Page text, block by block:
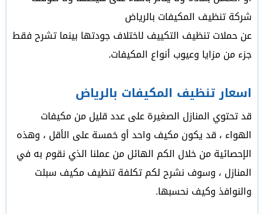
شركة تنظيف المكيفات بالرياض
عن حملات تنظيف التكييف لاختلاف جودتها بينما تشرح فقط
جزء من مزايا وعيوب أنواع المكيفات.
اسعار تنظيف المكيفات بالرياض
قد تحتوي المنازل الصغيرة على عدد قليل من مكيفات
الهواء ، قد يكون مكيف واحد أو خمسة على الأقل ، وهذه
الإحصائية من خلال الكم الهائل من عملنا الذي نقوم به في
المنازل ، وسوف نشرح لكم تكلفة تنظيف مكيف سبلت
والنوافذ وكيف نحسبها.